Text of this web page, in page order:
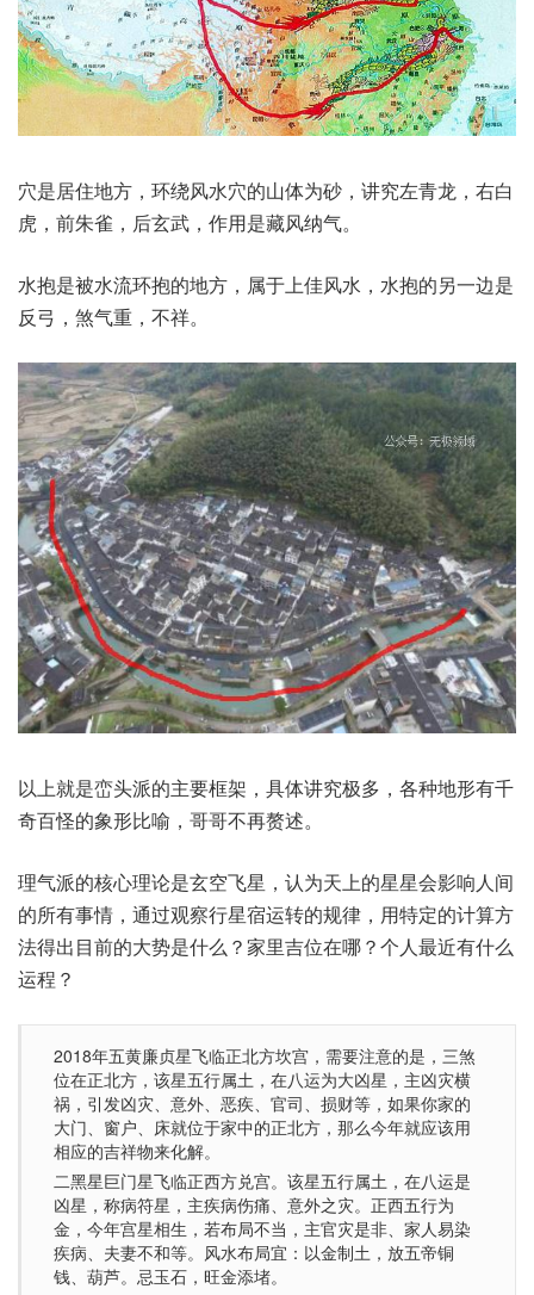
穴是居住地方，环绕风水穴的山体为砂，讲究左青龙，右白
虎，前朱雀，后玄武，作用是藏风纳气。
水抱是被水流环抱的地方，属于上佳风水，水抱的另一边是
反弓，煞气重，不祥。
以上就是峦头派的主要框架，具体讲究极多，各种地形有千
奇百怪的象形比喻，哥哥不再赘述。
理气派的核心理论是玄空飞星，认为天上的星星会影响人间
的所有事情，通过观察行星宿运转的规律，用特定的计算方
法得出目前的大势是什么？家里吉位在哪？个人最近有什么
运程？
2018年五黄廉贞星飞临正北方坎宫，需要注意的是，三煞
位在正北方，该星五行属土，在八运为大凶星，主凶灾横
祸，引发凶灾、意外、恶疾、官司、损财等，如果你家的
大门、窗户、床就位于家中的正北方，那么今年就应该用
相应的吉祥物来化解。
二黑星巨门星飞临正西方兑宫。该星五行属土，在八运是
凶星，称病符星，主疾病伤痛、意外之灾。正西五行为
金，今年宫星相生，若布局不当，主官灾是非、家人易染
疾病、夫妻不和等。风水布局宜：以金制土，放五帝铜
钱、葫芦。忌玉石，旺金添堵。